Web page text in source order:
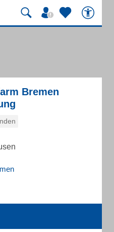
Bremen